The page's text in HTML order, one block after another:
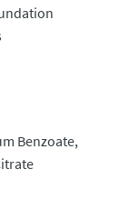
Benzoate,